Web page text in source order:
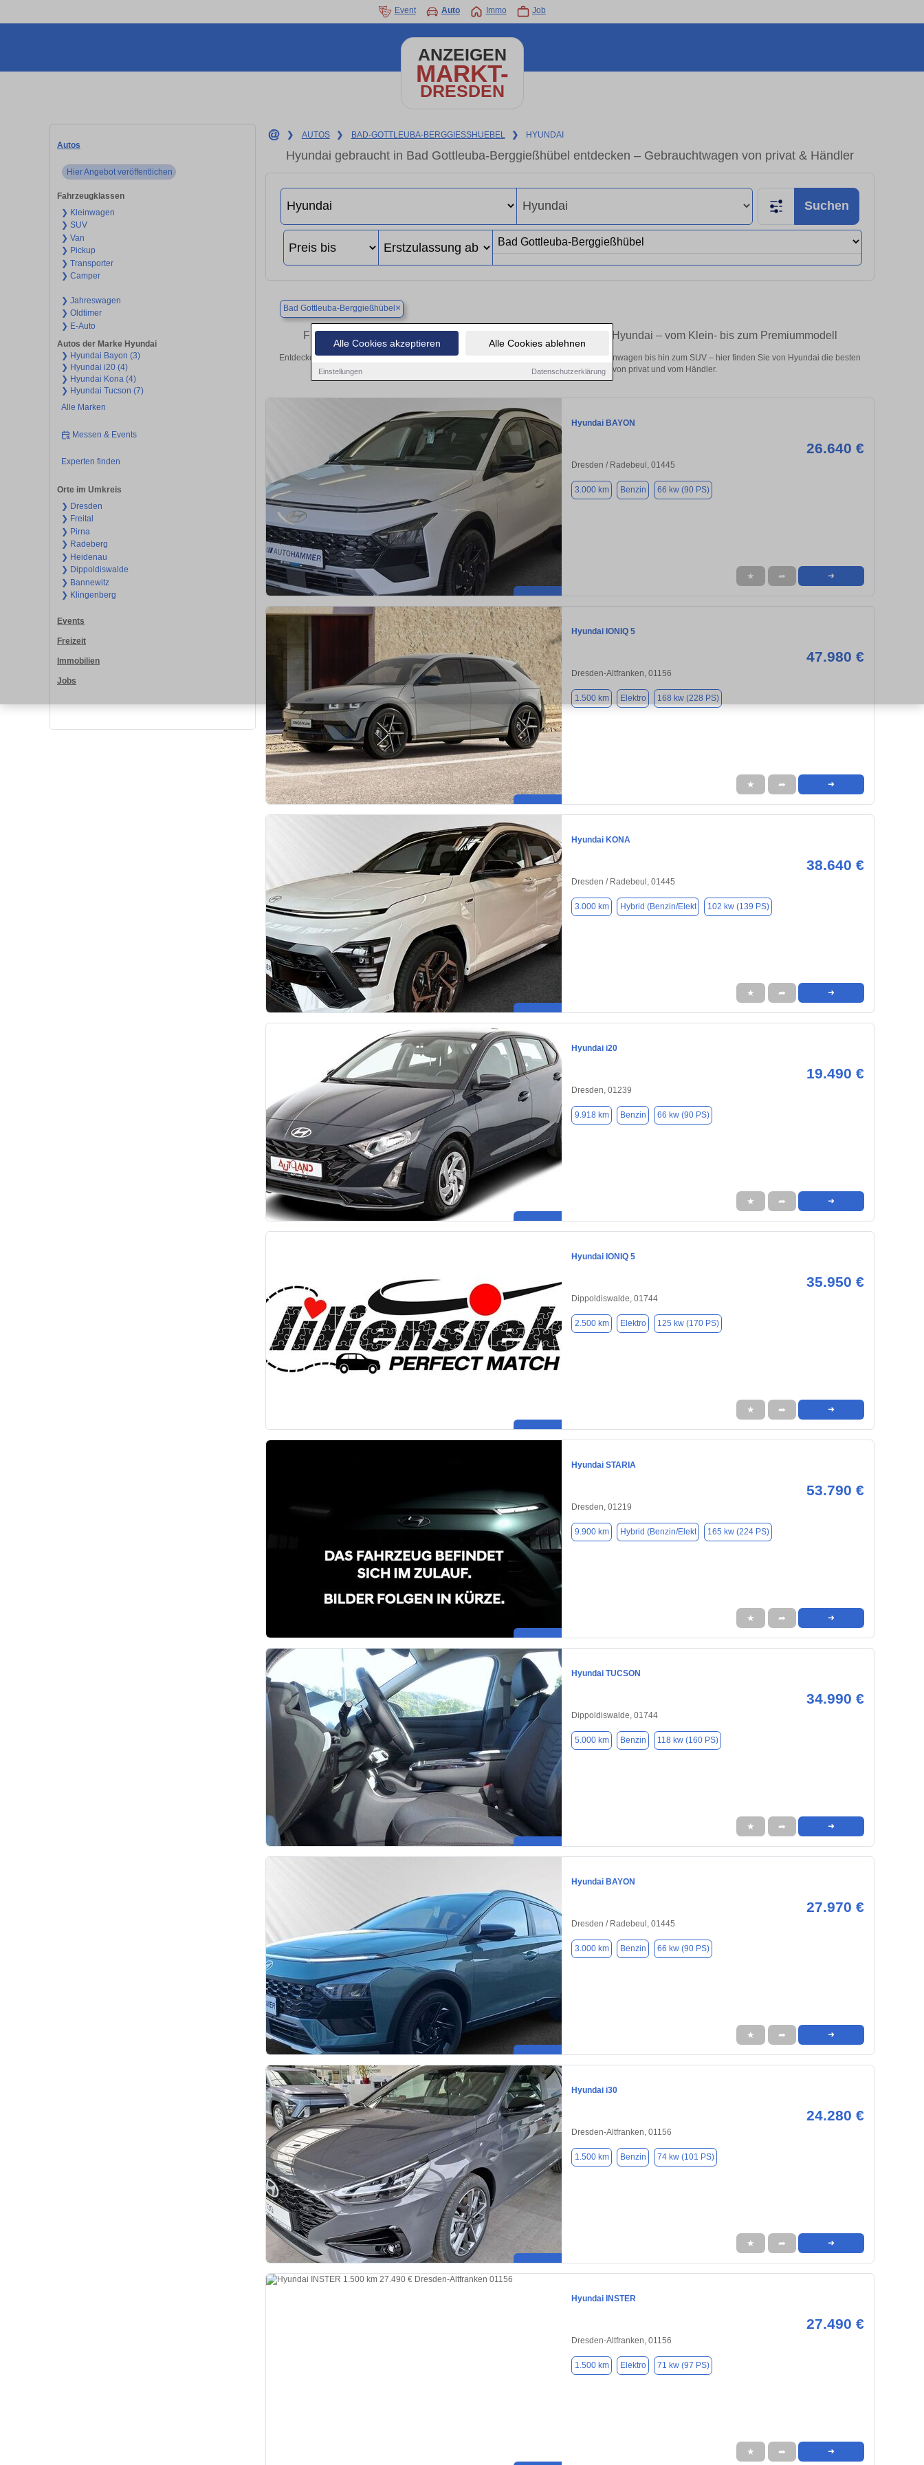
Alle Cookies akzeptieren Alle Cookies ablehnen
Einstellungen Datenschutzerklärung
Event Auto Immo Job
ANZEIGEN
MARKT-
DRESDEN
Autos
Hier Angebot veröffentlichen
Fahrzeugklassen
❯ Kleinwagen
❯ SUV
❯ Van
❯ Pickup
❯ Transporter
❯ Camper
❯ Jahreswagen
❯ Oldtimer
❯ E-Auto
Autos der Marke Hyundai
❯ Hyundai Bayon (3)
❯ Hyundai i20 (4)
❯ Hyundai Kona (4)
❯ Hyundai Tucson (7)
Alle Marken
Messen & Events
Experten finden
Orte im Umkreis
❯ Dresden
❯ Freital
❯ Pirna
❯ Radeberg
❯ Heidenau
❯ Dippoldiswalde
❯ Bannewitz
❯ Klingenberg
Events
Freizeit
Immobilien
Jobs
❯ AUTOS ❯ BAD-GOTTLEUBA-BERGGIESSHUEBEL ❯ HYUNDAI
Hyundai gebraucht in Bad Gottleuba-Berggießhübel entdecken – Gebrauchtwagen von privat & Händler
Suchen
Bad Gottleuba-Berggießhübel ×
Finden Sie in Bad Gottleuba-Berggießhübel Ihren gebrauchten Hyundai – vom Klein- bis zum Premiummodell
Entdecken Sie in Bad Gottleuba-Berggießhübel gebrauchte Hyundai Fahrzeuge. Von Kleinwagen bis hin zum SUV – hier finden Sie von Hyundai die besten
Gebrauchtwagen in Bad Gottleuba-Berggießhübel von privat und vom Händler.
Hyundai BAYON
26.640 €
Dresden / Radebeul, 01445
3.000 km Benzin 66 kw (90 PS)
★ ➦ ➜
Hyundai IONIQ 5
47.980 €
Dresden-Altfranken, 01156
1.500 km Elektro 168 kw (228 PS)
★ ➦ ➜
Hyundai KONA
38.640 €
Dresden / Radebeul, 01445
3.000 km Hybrid (Benzin/Elekt 102 kw (139 PS)
★ ➦ ➜
Hyundai i20
19.490 €
Dresden, 01239
9.918 km Benzin 66 kw (90 PS)
★ ➦ ➜
Hyundai IONIQ 5
35.950 €
Dippoldiswalde, 01744
2.500 km Elektro 125 kw (170 PS)
★ ➦ ➜
Hyundai STARIA
53.790 €
Dresden, 01219
9.900 km Hybrid (Benzin/Elekt 165 kw (224 PS)
★ ➦ ➜
Hyundai TUCSON
34.990 €
Dippoldiswalde, 01744
5.000 km Benzin 118 kw (160 PS)
★ ➦ ➜
Hyundai BAYON
27.970 €
Dresden / Radebeul, 01445
3.000 km Benzin 66 kw (90 PS)
★ ➦ ➜
Hyundai i30
24.280 €
Dresden-Altfranken, 01156
1.500 km Benzin 74 kw (101 PS)
★ ➦ ➜
Hyundai INSTER
27.490 €
Dresden-Altfranken, 01156
1.500 km Elektro 71 kw (97 PS)
★ ➦ ➜